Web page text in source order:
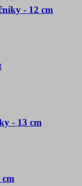
- 12 cm
- 13 cm
cm